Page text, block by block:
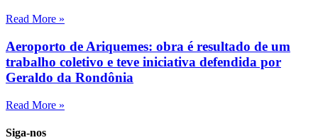
Read More »
Aeroporto de Ariquemes: obra é resultado de um
trabalho coletivo e teve iniciativa defendida por
Geraldo da Rondônia
Read More »
Siga-nos